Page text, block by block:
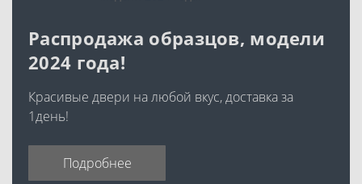
Распродажа образцов, модели
2024 года!
Красивые двери на любой вкус, доставка за
1день!
Подробнее